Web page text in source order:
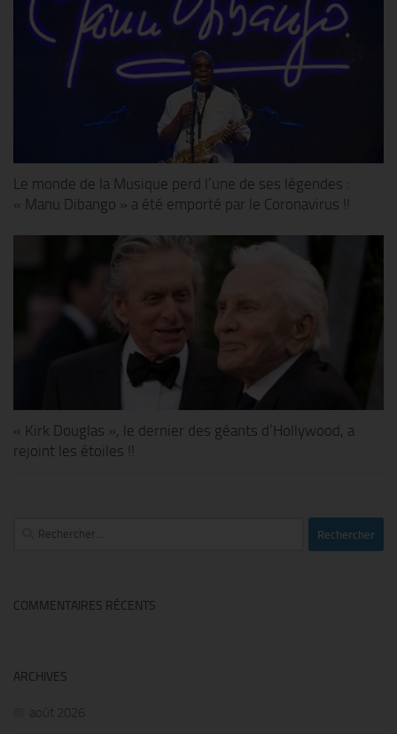
Le monde de la Musique perd l’une de ses légendes :
« Manu Dibango » a été emporté par le Coronavirus !!
« Kirk Douglas », le dernier des géants d’Hollywood, a
rejoint les étoiles !!
Rechercher :
COMMENTAIRES RÉCENTS
ARCHIVES
août 2026